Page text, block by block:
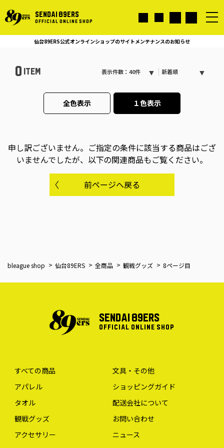
SENDAI 89ERS
OFFICIAL ONLINE SHOP
仙台89ERS公式オンラインショップのサイトメンテナンスのお知らせ
0 ITEM 表示件数：40件 新着順
全色表示 １色表示
申し訳ございません。 ご指定の条件に該当する商品はござ
いませんでしたが、以下の関連商品もご覧ください。
前ページへ戻る
bleague shop 仙台89ERS 全商品 観戦グッズ 8ページ目
SENDAI 89ERS
OFFICIAL ONLINE SHOP
すべての商品
アパレル
タオル
観戦グッズ
アクセサリー
文具・その他
ショッピングガイド
配送会社について
お問い合わせ
ニュース